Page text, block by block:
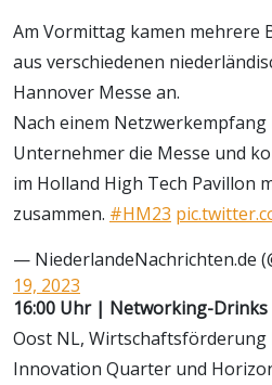
Am Vormittag kamen mehrere
aus verschiedenen
Hannover Messe an.
Nach einem Netzwerkempfang
Unternehmer die Messe und
im Holland High Tech Pavillon
zusammen. #HM23
— NiederlandeNachrichten.de
19, 2023
16:00 Uhr | Networking-Drinks
Oost NL, Wirtschaftsförderung
Innovation Quarter und